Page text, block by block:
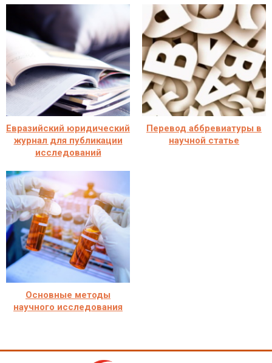
Евразийский юридический
журнал для публикации
исследований
Перевод аббревиатуры в
научной статье
Основные методы
научного исследования